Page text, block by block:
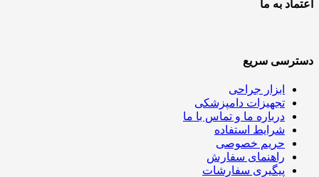
اعتماد به ما
دسترسی سریع
ابزار جراحی
تجهیزات دامپزشکی
درباره ما و تماس با ما
شرایط استفاده
حریم خصوصی
راهنمای سفارش
پیگیری سفارشات